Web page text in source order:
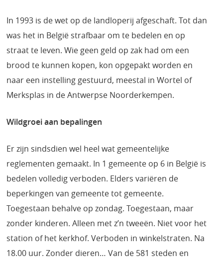
In 1993 is de wet op de landloperij afgeschaft. Tot dan
was het in België strafbaar om te bedelen en op
straat te leven. Wie geen geld op zak had om een
brood te kunnen kopen, kon opgepakt worden en
naar een instelling gestuurd, meestal in Wortel of
Merksplas in de Antwerpse Noorderkempen.
Wildgroei aan bepalingen
Er zijn sindsdien wel heel wat gemeentelijke
reglementen gemaakt. In 1 gemeente op 6 in België is
bedelen volledig verboden. Elders variëren de
beperkingen van gemeente tot gemeente.
Toegestaan behalve op zondag. Toegestaan, maar
zonder kinderen. Alleen met z’n tweeën. Niet voor het
station of het kerkhof. Verboden in winkelstraten. Na
18.00 uur. Zonder dieren… Van de 581 steden en